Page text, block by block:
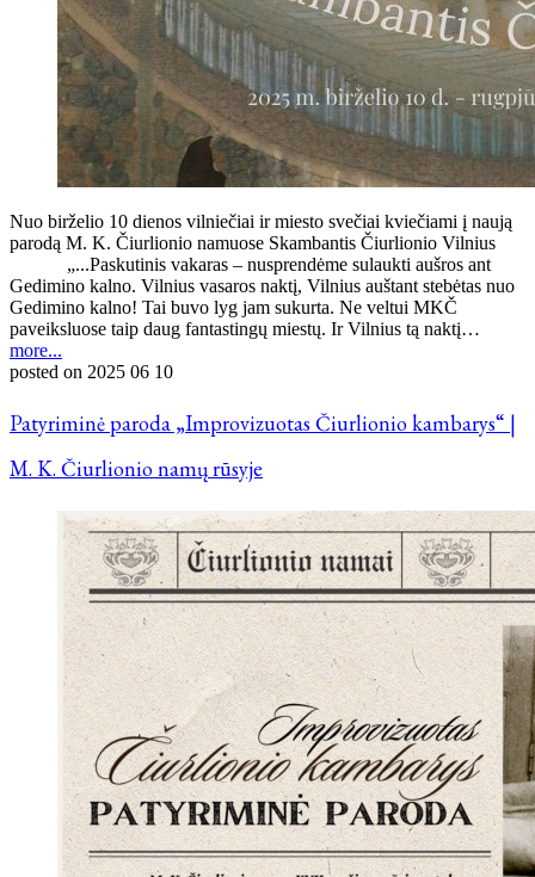
Nuo birželio 10 dienos vilniečiai ir miesto svečiai kviečiami į naują
parodą M. K. Čiurlionio namuose Skambantis Čiurlionio Vilnius
„...Paskutinis vakaras – nusprendėme sulaukti aušros ant
Gedimino kalno. Vilnius vasaros naktį, Vilnius auštant stebėtas nuo
Gedimino kalno! Tai buvo lyg jam sukurta. Ne veltui MKČ
paveiksluose taip daug fantastingų miestų. Ir Vilnius tą naktį…
more...
posted on 2025 06 10
Patyriminė paroda „Improvizuotas Čiurlionio kambarys“ |
M. K. Čiurlionio namų rūsyje